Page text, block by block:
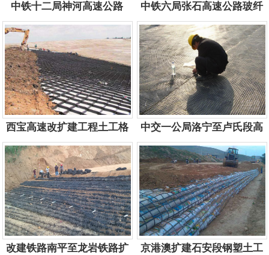
中铁十二局神河高速公路
服务电话：13884757577
中铁六局张石高速公路玻纤
格栅施工
服务电话：13884757577
西宝高速改扩建工程土工格
室施工现场
服务电话：13884757577
中交一公局洛宁至卢氏段高
速公路施工
服务电话：13884757577
改建铁路南平至龙岩铁路扩
京港澳扩建石安段钢塑土工